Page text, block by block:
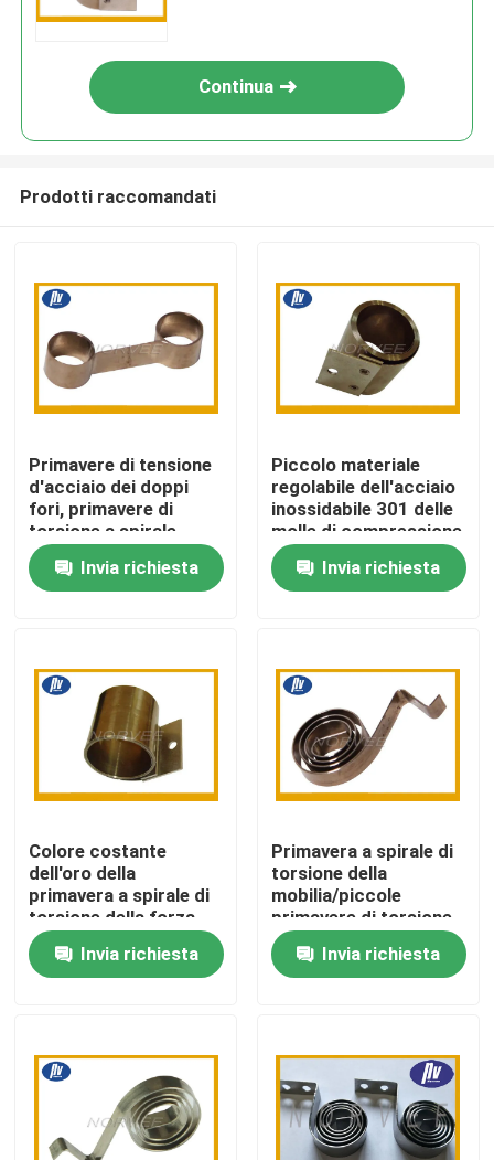
Casa
Prodotti
Giro della fabbrica
Controllo di qualità
Contattici
Richieda una citazione
Primavera a spirale piana
Primavera a spirale di torsione
Continua
Prodotti raccomandati
Primavere di tensione
d'acciaio dei doppi
fori, primavere di
torsione a spirale
piane per il motore
Invia richiesta
Piccolo materiale
regolabile dell'acciaio
inossidabile 301 delle
molle di compressione
per il motore
Invia richiesta
Colore costante
dell'oro della
primavera a spirale di
torsione della forza
per gli apparecchi
elettroniciInvia richiesta
Primavera a spirale di
torsione della
mobilia/piccole
primavere di torsione
con la lunghezza libera
Invia richiesta